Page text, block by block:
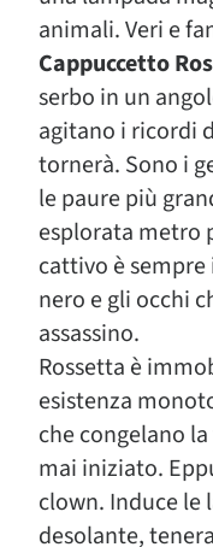
animali. Veri e
Cappuccetto
serbo in un
agitano i ricordi
tornerà. Sono i
le paure più
esplorata metro
cattivo è
nero e gli occhi
assassino.
Rossetta è
esistenza
che congelano
mai iniziato.
clown. Induce le
desolante,